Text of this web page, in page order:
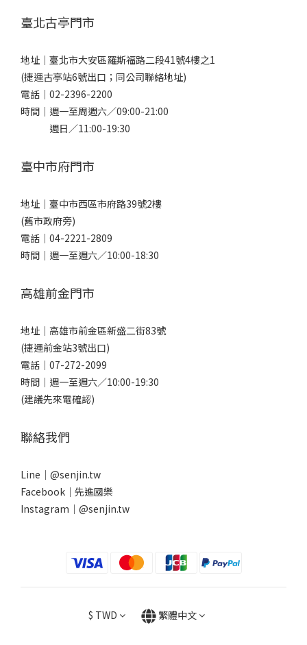
臺北古亭門市
地址｜ 臺北市大安區羅斯福路二段41號4樓之1
(捷運古亭站6號出口；同公司聯絡地址)
電話｜ 02-2396-2200
時間｜週一至周週六／09:00-21:00
週日／11:00-19:30
臺中市府門市
地址｜ 臺中市西區市府路39號2樓
(舊市政府旁)
電話｜ 04-2221-2809
時間｜週一至週六／10:00-18:30
高雄前金門市
地址｜ 高雄市前金區新盛二街83號
(捷運前金站3號出口)
電話｜ 07-272-2099
時間｜週一至週六／10:00-19:30
(建議先來電確認)
聯絡我們
Line｜ @senjin.tw
Facebook｜ 先進國樂
Instagram｜ @senjin.tw
$ TWD 繁體中文